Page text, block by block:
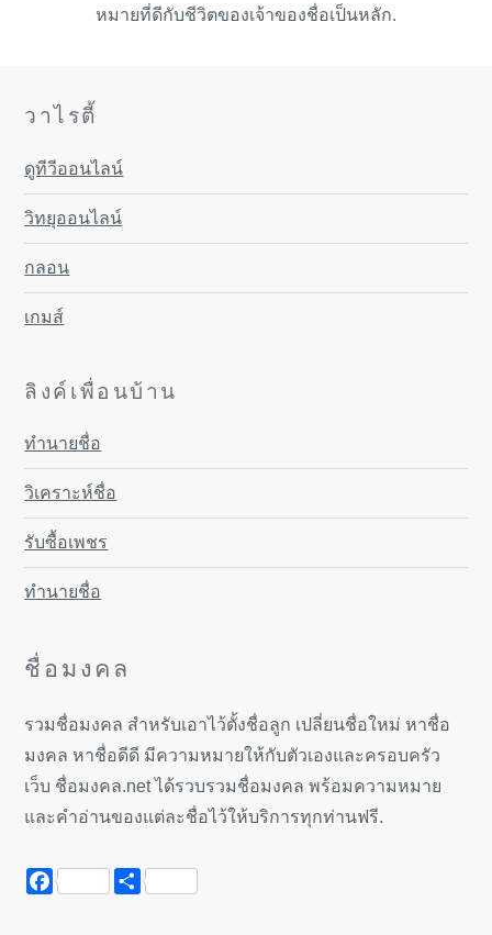
หมายที่ดีกับชีวิตของเจ้าของชื่อเป็นหลัก.
วาไรตี้
ดูทีวีออนไลน์
วิทยุออนไลน์
กลอน
เกมส์
ลิงค์เพื่อนบ้าน
ทำนายชื่อ
วิเคราะห์ชื่อ
รับซื้อเพชร
ทำนายชื่อ
ชื่อมงคล
รวมชื่อมงคล สำหรับเอาไว้ตั้งชื่อลูก เปลี่ยนชื่อใหม่ หาชื่อ
มงคล หาชื่อดีดี มีความหมายให้กับตัวเองและครอบครัว
เว็บ ชื่อมงคล.net ได้รวบรวมชื่อมงคล พร้อมความหมาย
และคำอ่านของแต่ละชื่อไว้ให้บริการทุกท่านฟรี.
Facebook Share